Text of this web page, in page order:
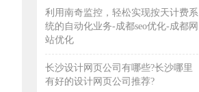
利用南奇监控，轻松实现按天计费系
统的自动化业务-成都seo优化-成都网
站优化
长沙设计网页公司有哪些?长沙哪里
有好的设计网页公司推荐?